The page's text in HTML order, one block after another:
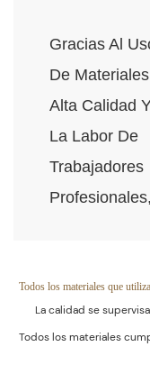
Gracias Al
De
Alta Calidad
La Labor De
Trabajadores
Garantizada.
Todos los materiales que
La calidad se
Todos los materiales